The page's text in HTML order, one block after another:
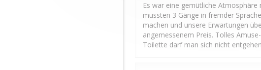
Es war eine gemütliche
mussten 3 Gänge in fremder
machen und unsere Erwartungen
angemessenem Preis. Tolles
Toilette darf man sich nicht